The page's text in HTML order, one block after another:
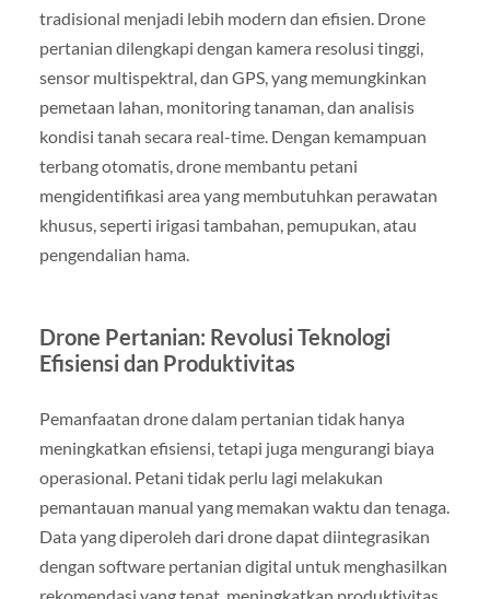
tradisional menjadi lebih modern dan efisien. Drone
pertanian dilengkapi dengan kamera resolusi tinggi,
sensor multispektral, dan GPS, yang memungkinkan
pemetaan lahan, monitoring tanaman, dan analisis
kondisi tanah secara real-time. Dengan kemampuan
terbang otomatis, drone membantu petani
mengidentifikasi area yang membutuhkan perawatan
khusus, seperti irigasi tambahan, pemupukan, atau
pengendalian hama.
Drone Pertanian: Revolusi Teknologi
Efisiensi dan Produktivitas
Pemanfaatan drone dalam pertanian tidak hanya
meningkatkan efisiensi, tetapi juga mengurangi biaya
operasional. Petani tidak perlu lagi melakukan
pemantauan manual yang memakan waktu dan tenaga.
Data yang diperoleh dari drone dapat diintegrasikan
dengan software pertanian digital untuk menghasilkan
rekomendasi yang tepat, meningkatkan produktivitas